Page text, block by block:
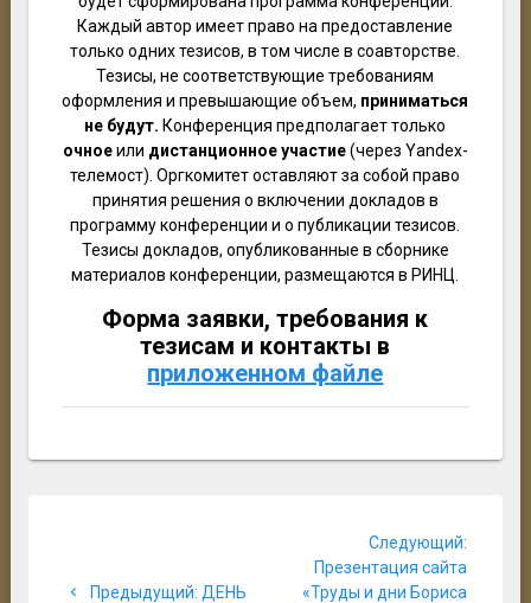
Каждый автор имеет право на предоставление
только одних тезисов, в том числе в соавторстве.
Тезисы, не соответствующие требованиям
оформления и превышающие объем, приниматься
не будут. Конференция предполагает только
очноеили дистанционное участие(через Yandex-
телемост). Оргкомитет оставляют за собой право
принятия решения о включении докладов в
программу конференции и о публикации тезисов.
Тезисы докладов, опубликованные в сборнике
материалов конференции, размещаются в РИНЦ.
Форма заявки, требования к
тезисам и контакты в
приложенном файле
Предыдущий: Предыдущая
ДЕНЬ
Следующий:
Презентация сайта
«Труды и дни Бориса